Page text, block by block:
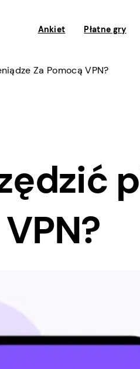
Ankiet Płatne gry
Za Pomocą VPN?